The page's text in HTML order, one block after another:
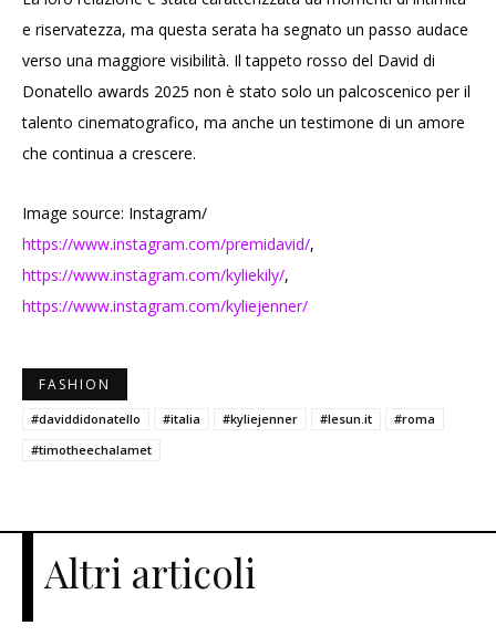
e riservatezza, ma questa serata ha segnato un passo audace
verso una maggiore visibilità. Il tappeto rosso del David di
Donatello awards 2025 non è stato solo un palcoscenico per il
talento cinematografico, ma anche un testimone di un amore
che continua a crescere.
Image source: Instagram/
https://www.instagram.com/premidavid/,
https://www.instagram.com/kyliekily/,
https://www.instagram.com/kyliejenner/
FASHION
#daviddidonatello #italia #kyliejenner #lesun.it
#roma
#timotheechalamet
Altri articoli